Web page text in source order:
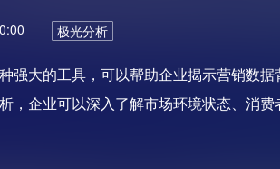
极光分析
强大的工具，可以帮助企业揭示营销数
，企业可以深入了解市场环境状态、消